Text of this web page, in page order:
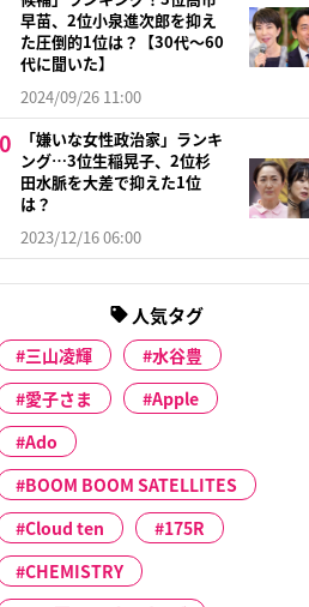
早苗、2位小泉進次郎を抑え
た圧倒的1位は？【30代〜60
代に聞いた】
2024/09/26 11:00
「嫌いな女性政治家」ランキ
ング…3位生稲晃子、2位杉
田水脈を大差で抑えた1位
は？
2023/12/16 06:00
人気タグ
三山凌輝
水谷豊
愛子さま
Apple
Ado
BOOM BOOM SATELLITES
Cloud ten
175R
CHEMISTRY